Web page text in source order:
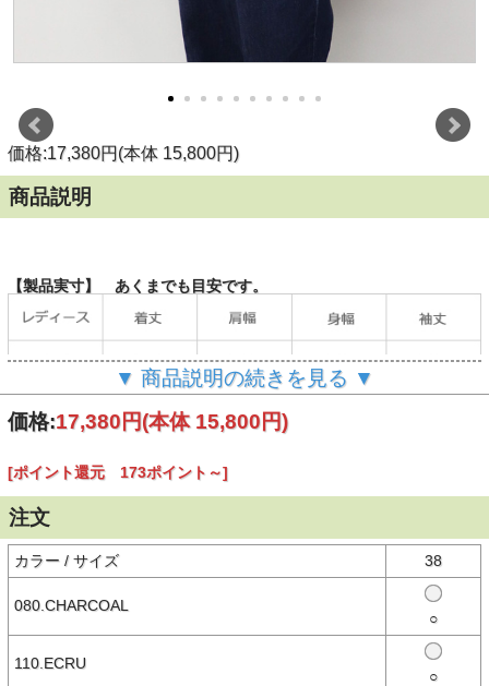
価格:17,380円(本体 15,800円)
商品説明
【製品実寸】 あくまでも目安です。
（単位：cm）
【商品説明】
短めの着丈と長めの袖丈が特徴です。
シンプルだからコーディネートに取り入れやすく、ロングシーズン活
躍する一枚です。
モデル身長160センチ
○本体：コットン100％
【備考】
▼ 商品説明の続きを見る ▼
価格:17,380円(本体 15,800円)
[ポイント還元 173ポイント～]
注文
カラー / サイズ 38
080.CHARCOAL
○
110.ECRU
○